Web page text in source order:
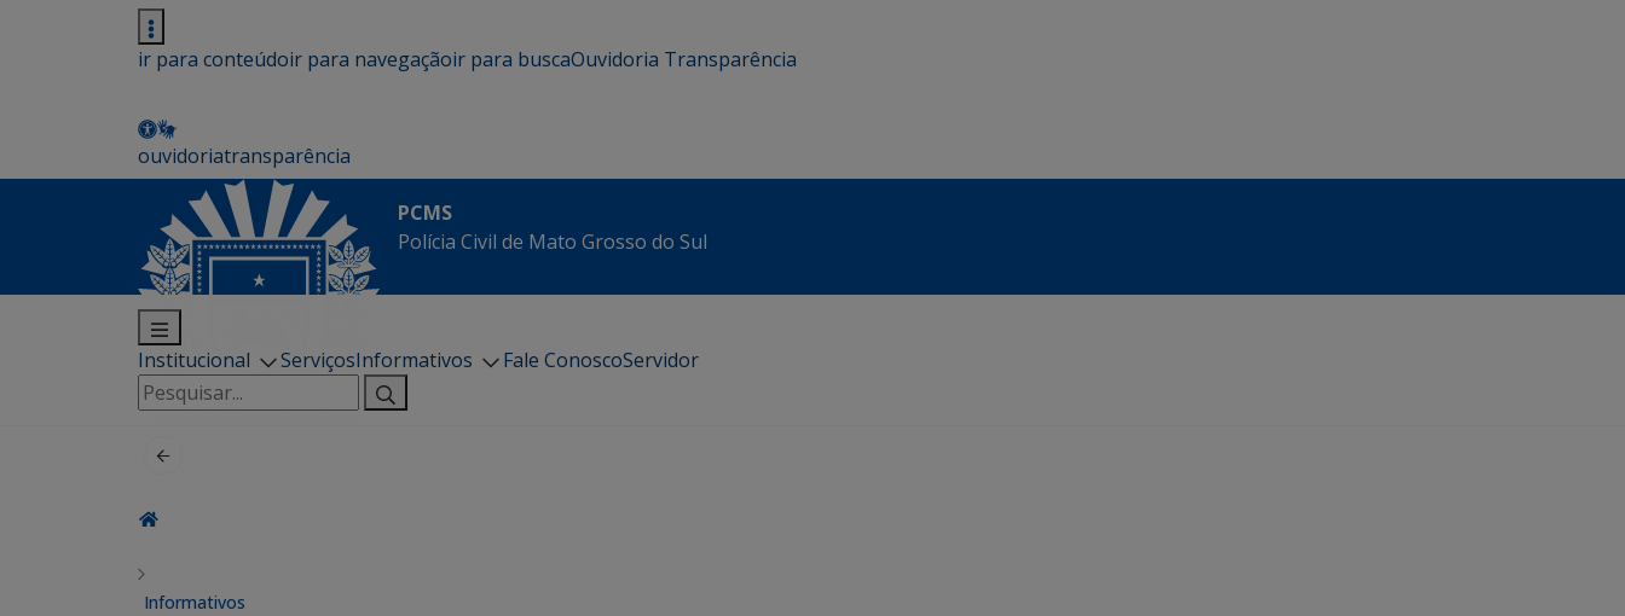
ir para conteúdoir para navegaçãoir para buscaOuvidoria Transparência
ouvidoriatransparência
PCMS
Polícia Civil de Mato Grosso do Sul
Institucional ServiçosInformativos Fale ConoscoServidor
Pesquisar
por:
Informativos